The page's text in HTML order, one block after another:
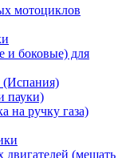
мотоциклов
и боковые) для
пауки)
на ручку газа)
(мешать